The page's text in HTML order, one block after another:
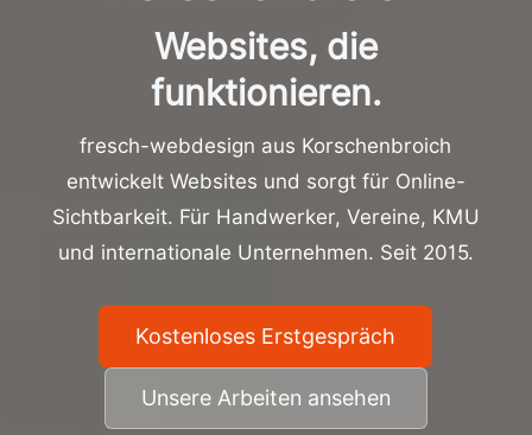
Websites, die
funktionieren.
fresch-webdesign aus Korschenbroich
entwickelt Websites und sorgt für Online-
Sichtbarkeit. Für Handwerker, Vereine, KMU
und internationale Unternehmen. Seit 2015.
Kostenloses Erstgespräch
Unsere Arbeiten ansehen